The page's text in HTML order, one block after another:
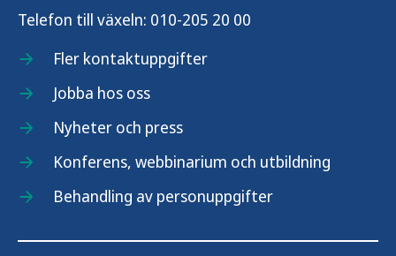
Telefon till växeln: 010-205 20 00
Fler kontaktuppgifter
Jobba hos oss
Nyheter och press
Konferens, webbinarium och utbildning
Behandling av personuppgifter